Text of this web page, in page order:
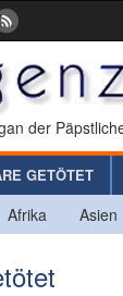
der
GETÖTET
Afrika Asien